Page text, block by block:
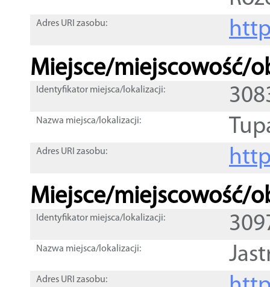
Adres URI zasobu:
Miejsce/miejscowość/
Identyfikator miejsca/lokalizacji:
Nazwa miejsca/lokalizacji:
Adres URI zasobu:
Miejsce/miejscowość/
Identyfikator miejsca/lokalizacji:
Nazwa miejsca/lokalizacji:
Adres URI zasobu: